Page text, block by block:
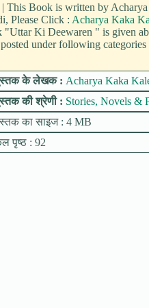
This Book is written by
Please Click : Acharya Kaka
"Uttar Ki Deewaren " is given
under following
के लेखक : Acharya Kaka
की श्रेणी : Stories, Novels &
का साइज : 4 MB
पृष्ठ : 92